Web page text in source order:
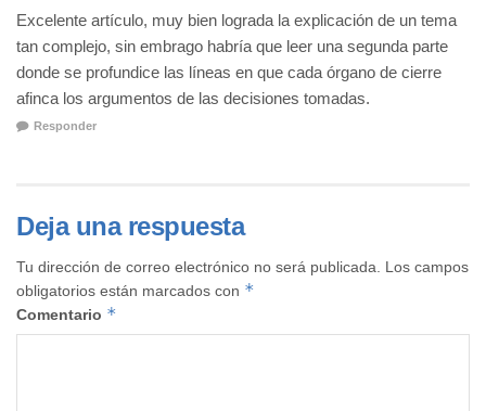
Excelente artículo, muy bien lograda la explicación de un tema
tan complejo, sin embrago habría que leer una segunda parte
donde se profundice las líneas en que cada órgano de cierre
afinca los argumentos de las decisiones tomadas.
Responder
Deja una respuesta
Tu dirección de correo electrónico no será publicada.
Los campos
obligatorios están marcados con *
Comentario *